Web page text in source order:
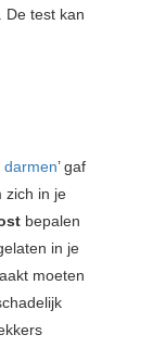
De test kan
darmen’ gaf
zich in je
bepalen
in je
moeten